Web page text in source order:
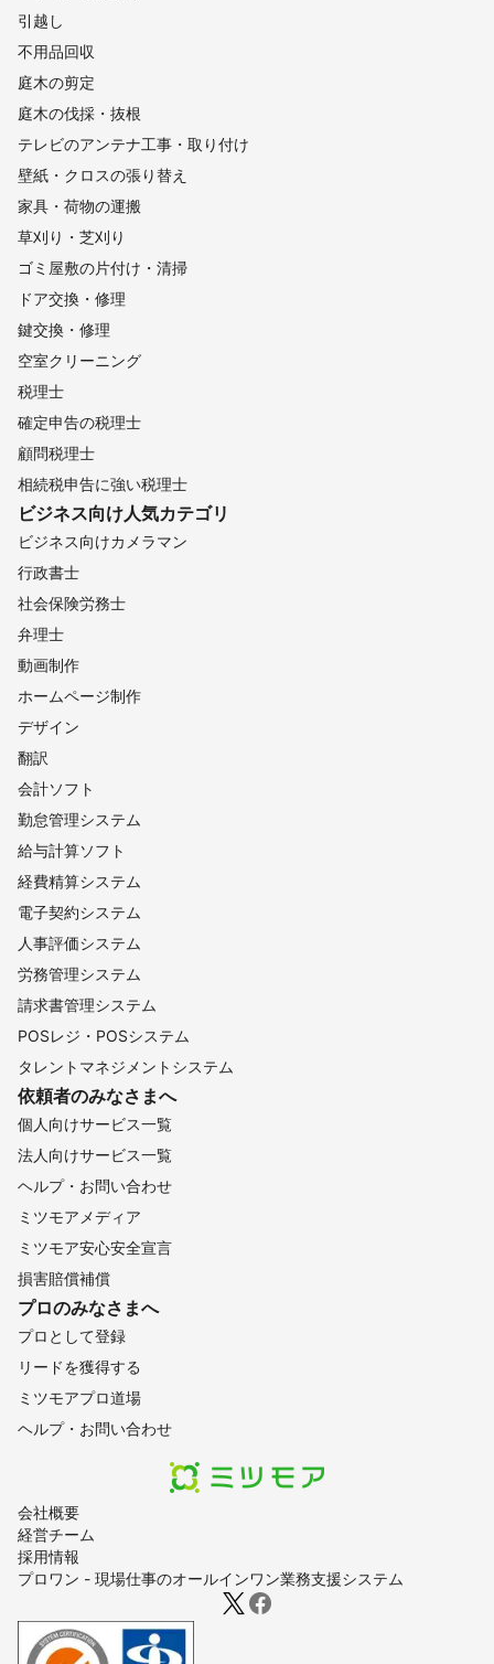
会社概要
経営チーム
採用情報
プロワン - 現場仕事のオールインワン業務支援システム
引越し
不用品回収
庭木の剪定
庭木の伐採・抜根
テレビのアンテナ工事・取り付け
壁紙・クロスの張り替え
家具・荷物の運搬
草刈り・芝刈り
ゴミ屋敷の片付け・清掃
ドア交換・修理
鍵交換・修理
空室クリーニング
税理士
確定申告の税理士
顧問税理士
相続税申告に強い税理士
ビジネス向け人気カテゴリ
ビジネス向けカメラマン
行政書士
社会保険労務士
弁理士
動画制作
ホームページ制作
デザイン
翻訳
会計ソフト
勤怠管理システム
給与計算ソフト
経費精算システム
電子契約システム
人事評価システム
労務管理システム
請求書管理システム
POSレジ・POSシステム
タレントマネジメントシステム
依頼者のみなさまへ
個人向けサービス一覧
法人向けサービス一覧
ヘルプ・お問い合わせ
ミツモアメディア
ミツモア安心安全宣言
損害賠償補償
プロのみなさまへ
プロとして登録
リードを獲得する
ミツモアプロ道場
ヘルプ・お問い合わせ